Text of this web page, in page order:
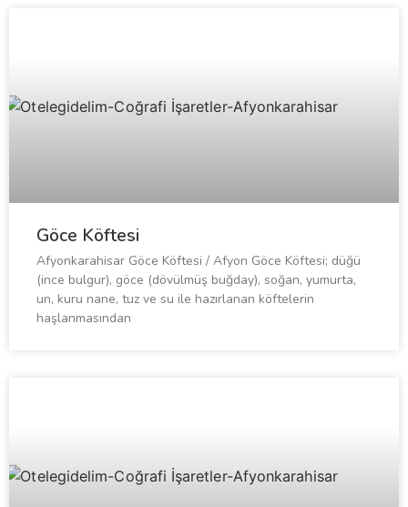
Göce Köftesi
Afyonkarahisar Göce Köftesi / Afyon Göce Köftesi; düğü
(ince bulgur), göce (dövülmüş buğday), soğan, yumurta,
un, kuru nane, tuz ve su ile hazırlanan köftelerin
haşlanmasından